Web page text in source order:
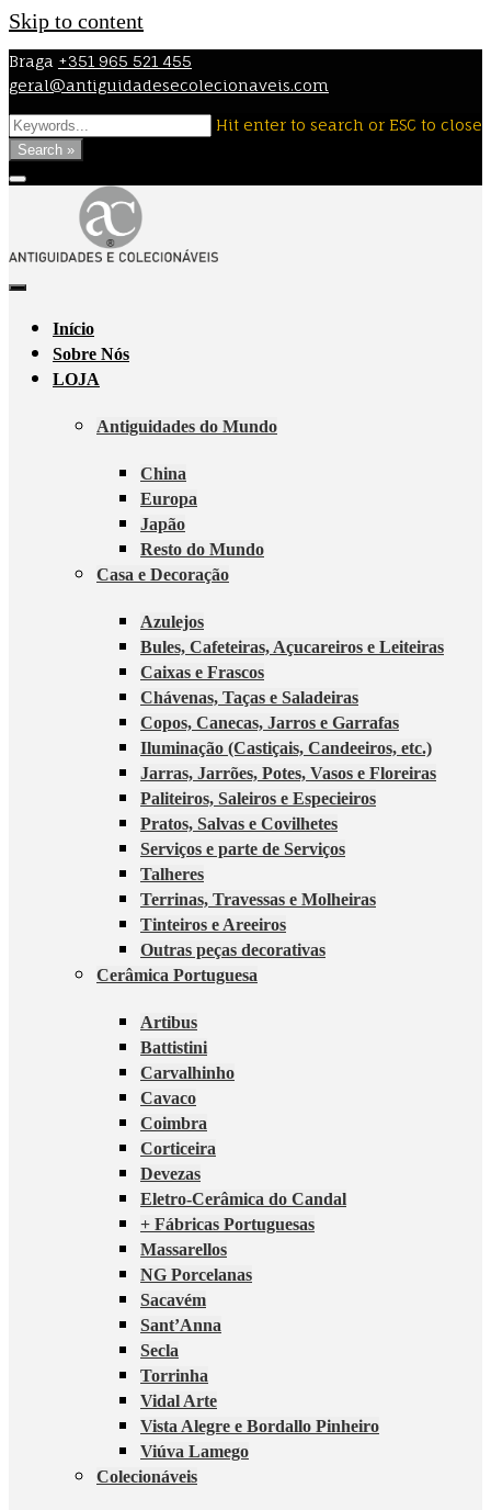
Skip to content
Braga +351 965 521 455
geral@antiguidadesecolecionaveis.com
Hit enter to search or ESC to close
Search »
Início
Sobre Nós
LOJA
Antiguidades do Mundo
China
Europa
Japão
Resto do Mundo
Casa e Decoração
Azulejos
Bules, Cafeteiras, Açucareiros e Leiteiras
Caixas e Frascos
Chávenas, Taças e Saladeiras
Copos, Canecas, Jarros e Garrafas
Iluminação (Castiçais, Candeeiros, etc.)
Jarras, Jarrões, Potes, Vasos e Floreiras
Paliteiros, Saleiros e Especieiros
Pratos, Salvas e Covilhetes
Serviços e parte de Serviços
Talheres
Terrinas, Travessas e Molheiras
Tinteiros e Areeiros
Outras peças decorativas
Cerâmica Portuguesa
Artibus
Battistini
Carvalhinho
Cavaco
Coimbra
Corticeira
Devezas
Eletro-Cerâmica do Candal
+ Fábricas Portuguesas
Massarellos
NG Porcelanas
Sacavém
Sant’Anna
Secla
Torrinha
Vidal Arte
Vista Alegre e Bordallo Pinheiro
Viúva Lamego
Colecionáveis